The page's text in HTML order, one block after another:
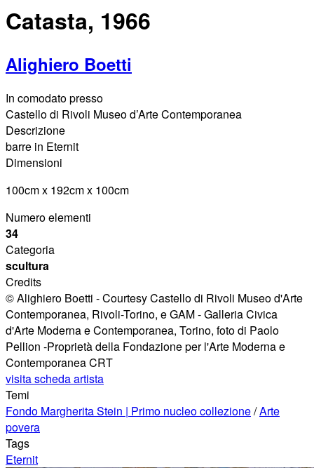
Catasta, 1966
Alighiero Boetti
In comodato presso
Castello di Rivoli Museo d’Arte Contemporanea
Descrizione
barre in Eternit
Dimensioni
100cm x 192cm x 100cm
Numero elementi
34
Categoria
scultura
Credits
© Alighiero Boetti - Courtesy Castello di Rivoli Museo d'Arte
Contemporanea, Rivoli-Torino, e GAM - Galleria Civica
d'Arte Moderna e Contemporanea, Torino, foto di Paolo
Pellion -Proprietà della Fondazione per l'Arte Moderna e
Contemporanea CRT
visita scheda artista
Temi
Fondo Margherita Stein | Primo nucleo collezione/Arte
povera
Tags
Eternit